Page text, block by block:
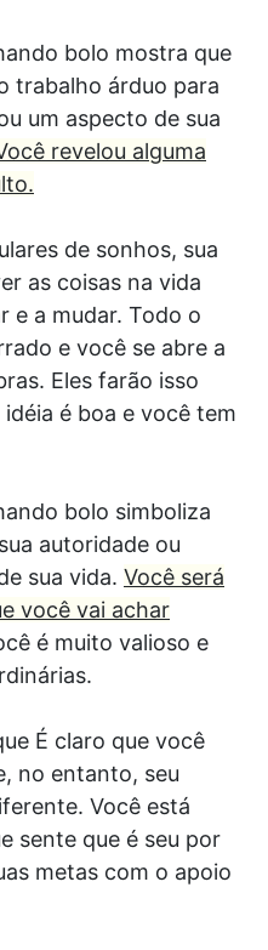
bolo mostra que
trabalho árduo para
um aspecto de sua
revelou alguma
de sonhos, sua
as coisas na vida
e a mudar. Todo o
e você se abre a
Eles farão isso
é boa e você tem
bolo simboliza
autoridade ou
sua vida. Você será
você vai achar
é muito valioso e
É claro que você
no entanto, seu
Você está
sente que é seu por
metas com o apoio